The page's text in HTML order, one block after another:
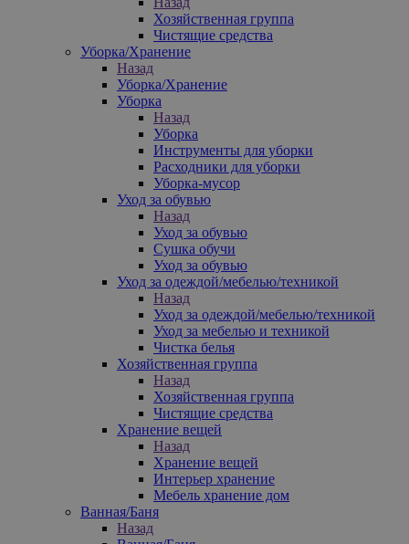
Хозяйственная группа
Чистящие средства
Уборка/Хранение
Назад
Уборка/Хранение
Уборка
Назад
Уборка
Инструменты для уборки
Расходники для уборки
Уборка-мусор
Уход за обувью
Назад
Уход за обувью
Сушка обучи
Уход за обувью
Уход за одеждой/мебелью/техникой
Назад
Уход за одеждой/мебелью/техникой
Уход за мебелью и техникой
Чистка белья
Хозяйственная группа
Назад
Хозяйственная группа
Чистящие средства
Хранение вещей
Назад
Хранение вещей
Интерьер хранение
Мебель хранение дом
Ванная/Баня
Назад